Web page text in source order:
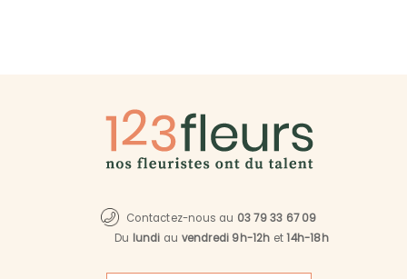
Contactez-nous au 03 79 33 67 09
Du lundi au vendredi 9h-12h et14h-18h